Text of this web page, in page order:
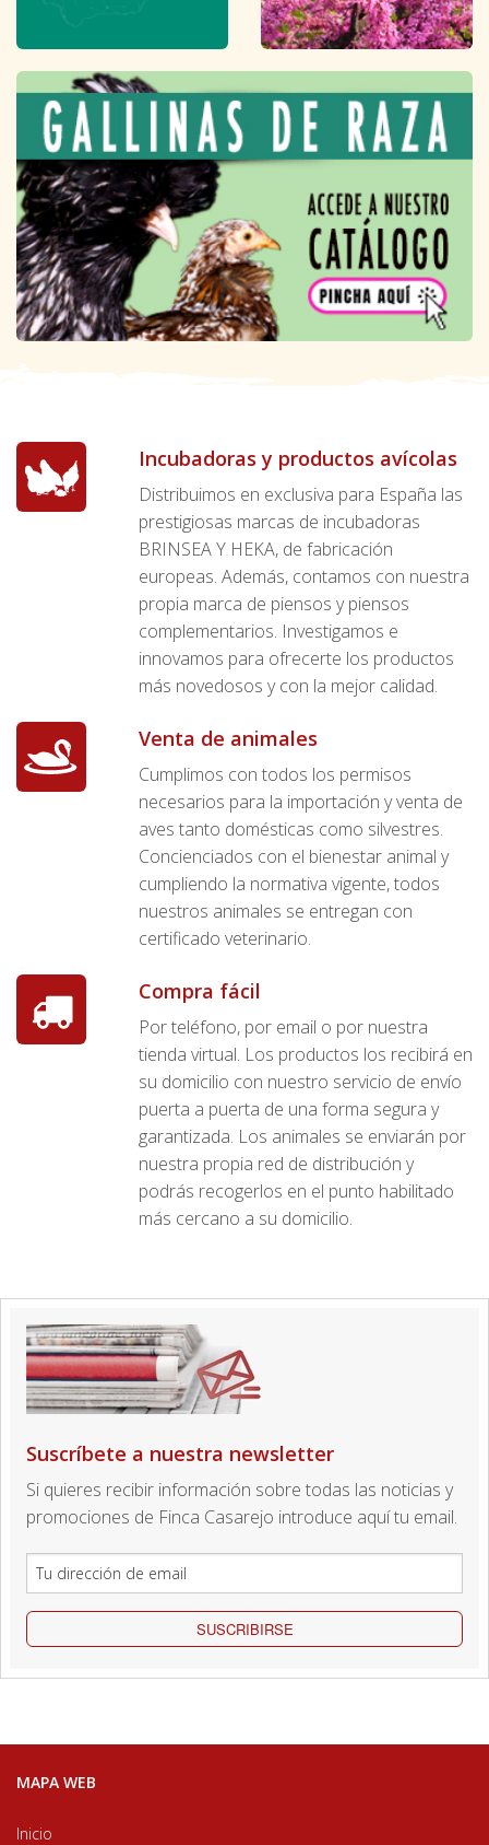
Incubadoras y productos avícolas
Distribuimos en exclusiva para España las
prestigiosas marcas de incubadoras
BRINSEA Y HEKA, de fabricación
europeas. Además, contamos con nuestra
propia marca de piensos y piensos
complementarios. Investigamos e
innovamos para ofrecerte los productos
más novedosos y con la mejor calidad.
Venta de animales
Cumplimos con todos los permisos
necesarios para la importación y venta de
aves tanto domésticas como silvestres.
Concienciados con el bienestar animal y
cumpliendo la normativa vigente, todos
nuestros animales se entregan con
certificado veterinario.
Compra fácil
Por teléfono, por email o por nuestra
tienda virtual. Los productos los recibirá en
su domicilio con nuestro servicio de envío
puerta a puerta de una forma segura y
garantizada. Los animales se enviarán por
nuestra propia red de distribución y
podrás recogerlos en el punto habilitado
más cercano a su domicilio.
Suscríbete a nuestra newsletter
Si quieres recibir información sobre todas las noticias y
promociones de Finca Casarejo introduce aquí tu email.
SUSCRIBIRSE
MAPA WEB
Inicio